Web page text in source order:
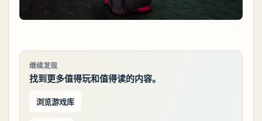
继续发现
找到更多值得玩和值得读的内容。
浏览游戏库